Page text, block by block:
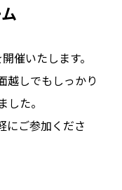
催いたします。
越しでもしっかり
た。
にご参加くださ